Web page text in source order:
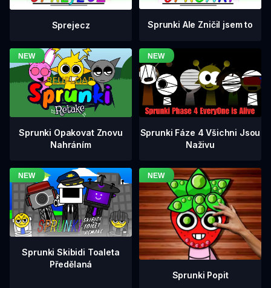
Sprejecz Sprunki Ale Zničil jsem to
Sprunki Opakovat Znovu
Nahráním
Sprunki Fáze 4 Všichni Jsou
Naživu
Sprunki Skibidi Toaleta
Předělaná
Sprunki Popit